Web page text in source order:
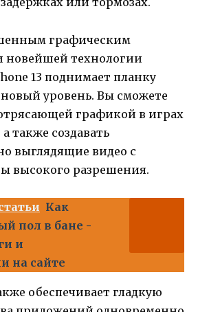
графическим
новейшей технологии
13 поднимает планку
уровень. Вы сможете
графикой в играх
также создавать
выглядящие видео с
высокого разрешения.
Как
пол в бане -
и
на сайте
обеспечивает гладкую